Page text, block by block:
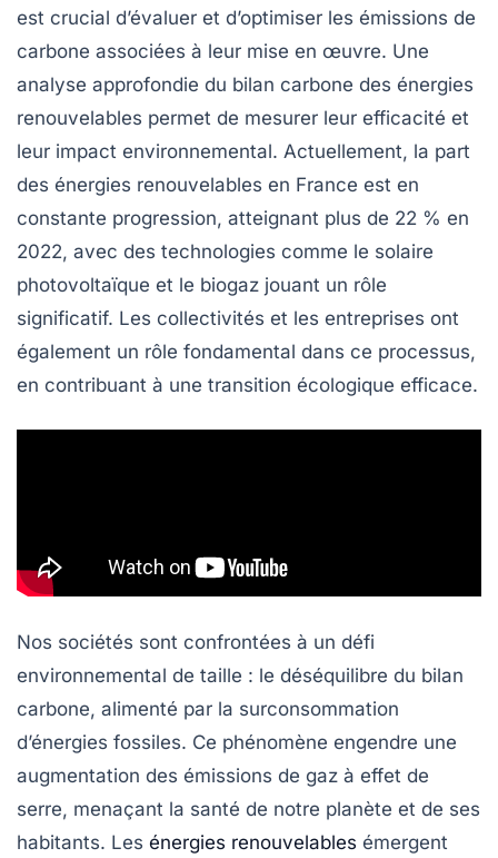
est crucial d’évaluer et d’optimiser les émissions de
carbone associées à leur mise en œuvre. Une
analyse approfondie du bilan carbone des énergies
renouvelables permet de mesurer leur efficacité et
leur impact environnemental. Actuellement, la part
des énergies renouvelables en France est en
constante progression, atteignant plus de 22 % en
2022, avec des technologies comme le solaire
photovoltaïque et le biogaz jouant un rôle
significatif. Les collectivités et les entreprises ont
également un rôle fondamental dans ce processus,
en contribuant à une transition écologique efficace.
Nos sociétés sont confrontées à un défi
environnemental de taille : le déséquilibre du bilan
carbone, alimenté par la surconsommation
d’énergies fossiles. Ce phénomène engendre une
augmentation des émissions de gaz à effet de
serre, menaçant la santé de notre planète et de ses
habitants. Les énergies renouvelables émergent